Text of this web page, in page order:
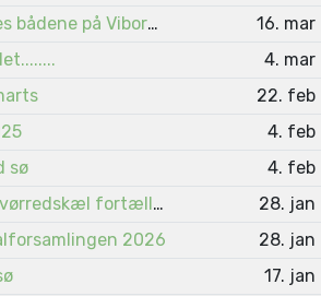
Video - sådan bruges bådene på Viborgsøerne
16. mar
4. mar
22. feb
4. feb
sø
4. feb
Hvad kan 10.000 havørredskæl fortælle ?
28. jan
2026
28. jan
17. jan